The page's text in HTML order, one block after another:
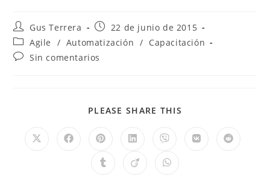
Gus Terrera
22 de junio de 2015
Agile
/ Automatización / Capacitación
Sin comentarios
PLEASE SHARE THIS